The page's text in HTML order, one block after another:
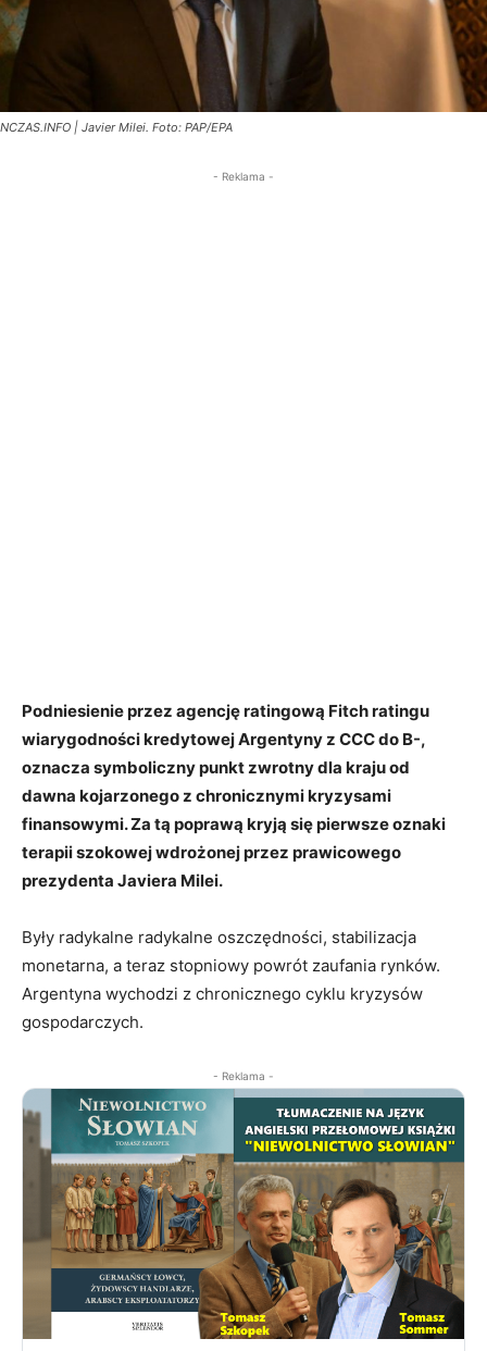
NCZAS.INFO | Javier Milei. Foto: PAP/EPA
- Reklama -
Podniesienie przez agencję ratingową Fitch ratingu
wiarygodności kredytowej Argentyny z CCC do B-,
oznacza symboliczny punkt zwrotny dla kraju od
dawna kojarzonego z chronicznymi kryzysami
finansowymi. Za tą poprawą kryją się pierwsze oznaki
terapii szokowej wdrożonej przez prawicowego
prezydenta Javiera Milei.
Były radykalne radykalne oszczędności, stabilizacja
monetarna, a teraz stopniowy powrót zaufania rynków.
Argentyna wychodzi z chronicznego cyklu kryzysów
gospodarczych.
- Reklama -